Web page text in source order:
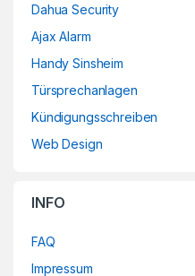
Dahua Security
Ajax Alarm
Handy Sinsheim
Türsprechanlagen
Kündigungsschreiben
Web Design
INFO
FAQ
Impressum